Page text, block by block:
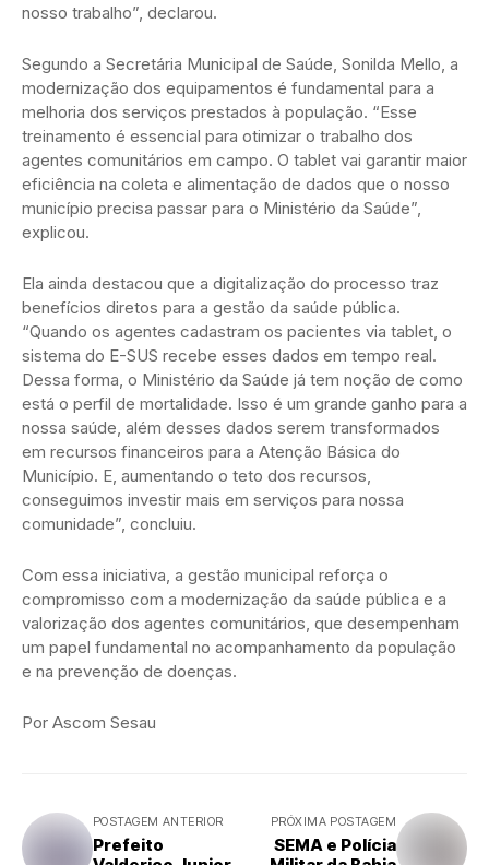
nosso trabalho”, declarou.
Segundo a Secretária Municipal de Saúde, Sonilda Mello, a
modernização dos equipamentos é fundamental para a
melhoria dos serviços prestados à população. “Esse
treinamento é essencial para otimizar o trabalho dos
agentes comunitários em campo. O tablet vai garantir maior
eficiência na coleta e alimentação de dados que o nosso
município precisa passar para o Ministério da Saúde”,
explicou.
Ela ainda destacou que a digitalização do processo traz
benefícios diretos para a gestão da saúde pública.
“Quando os agentes cadastram os pacientes via tablet, o
sistema do E-SUS recebe esses dados em tempo real.
Dessa forma, o Ministério da Saúde já tem noção de como
está o perfil de mortalidade. Isso é um grande ganho para a
nossa saúde, além desses dados serem transformados
em recursos financeiros para a Atenção Básica do
Município. E, aumentando o teto dos recursos,
conseguimos investir mais em serviços para nossa
comunidade”, concluiu.
Com essa iniciativa, a gestão municipal reforça o
compromisso com a modernização da saúde pública e a
valorização dos agentes comunitários, que desempenham
um papel fundamental no acompanhamento da população
e na prevenção de doenças.
Por Ascom Sesau
POSTAGEM ANTERIOR
Prefeito
PRÓXIMA POSTAGEM
SEMA e Polícia